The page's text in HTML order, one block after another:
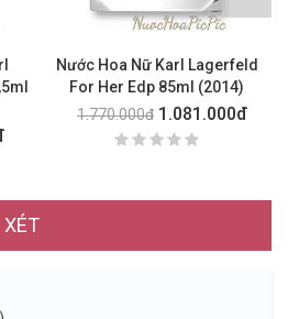
Nước Hoa Nữ Karl Lagerfeld
For Her Edp 85ml (2014)
1.770.000đ 1.081.000đ